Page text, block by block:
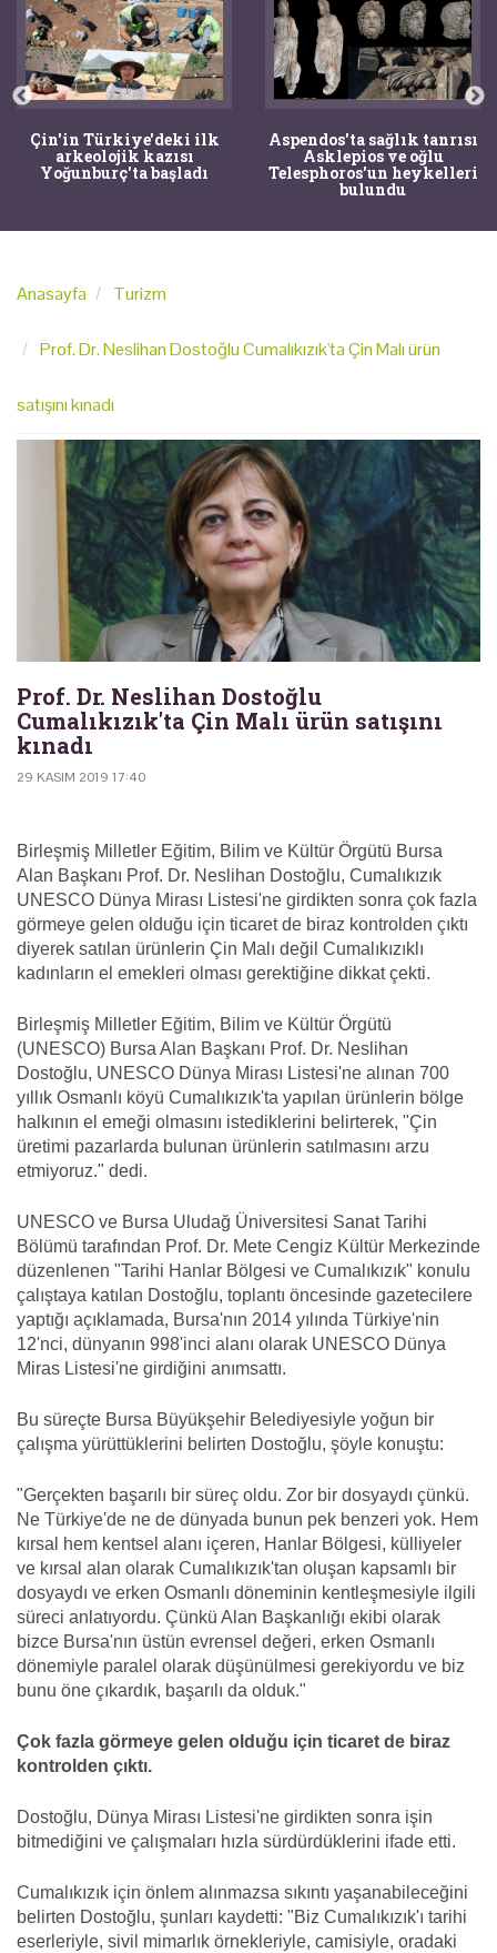
Çin'in Türkiye'deki ilk
arkeolojik kazısı
Yoğunburç'ta başladı
Aspendos'ta sağlık tanrısı
Asklepios ve oğlu
Telesphoros'un heykelleri
bulundu
Anasayfa Turizm
Prof. Dr. Neslihan Dostoğlu Cumalıkızık'ta Çin Malı ürün
satışını kınadı
Prof. Dr. Neslihan Dostoğlu
Cumalıkızık'ta Çin Malı ürün satışını
kınadı
29 KASIM 2019 17:40
Birleşmiş Milletler Eğitim, Bilim ve Kültür Örgütü Bursa
Alan Başkanı Prof. Dr. Neslihan Dostoğlu, Cumalıkızık
UNESCO Dünya Mirası Listesi'ne girdikten sonra çok fazla
görmeye gelen olduğu için ticaret de biraz kontrolden çıktı
diyerek satılan ürünlerin Çin Malı değil Cumalıkızıklı
kadınların el emekleri olması gerektiğine dikkat çekti.
Birleşmiş Milletler Eğitim, Bilim ve Kültür Örgütü
(UNESCO) Bursa Alan Başkanı Prof. Dr. Neslihan
Dostoğlu, UNESCO Dünya Mirası Listesi'ne alınan 700
yıllık Osmanlı köyü Cumalıkızık'ta yapılan ürünlerin bölge
halkının el emeği olmasını istediklerini belirterek, "Çin
üretimi pazarlarda bulunan ürünlerin satılmasını arzu
etmiyoruz." dedi.
UNESCO ve Bursa Uludağ Üniversitesi Sanat Tarihi
Bölümü tarafından Prof. Dr. Mete Cengiz Kültür Merkezinde
düzenlenen "Tarihi Hanlar Bölgesi ve Cumalıkızık" konulu
çalıştaya katılan Dostoğlu, toplantı öncesinde gazetecilere
yaptığı açıklamada, Bursa'nın 2014 yılında Türkiye'nin
12'nci, dünyanın 998'inci alanı olarak UNESCO Dünya
Miras Listesi'ne girdiğini anımsattı.
Bu süreçte Bursa Büyükşehir Belediyesiyle yoğun bir
çalışma yürüttüklerini belirten Dostoğlu, şöyle konuştu:
"Gerçekten başarılı bir süreç oldu. Zor bir dosyaydı çünkü.
Ne Türkiye'de ne de dünyada bunun pek benzeri yok. Hem
kırsal hem kentsel alanı içeren, Hanlar Bölgesi, külliyeler
ve kırsal alan olarak Cumalıkızık'tan oluşan kapsamlı bir
dosyaydı ve erken Osmanlı döneminin kentleşmesiyle ilgili
süreci anlatıyordu. Çünkü Alan Başkanlığı ekibi olarak
bizce Bursa'nın üstün evrensel değeri, erken Osmanlı
dönemiyle paralel olarak düşünülmesi gerekiyordu ve biz
bunu öne çıkardık, başarılı da olduk."
Çok fazla görmeye gelen olduğu için ticaret de biraz
kontrolden çıktı.
Dostoğlu, Dünya Mirası Listesi'ne girdikten sonra işin
bitmediğini ve çalışmaları hızla sürdürdüklerini ifade etti.
Cumalıkızık için önlem alınmazsa sıkıntı yaşanabileceğini
belirten Dostoğlu, şunları kaydetti: "Biz Cumalıkızık'ı tarihi
eserleriyle, sivil mimarlık örnekleriyle, camisiyle, oradaki